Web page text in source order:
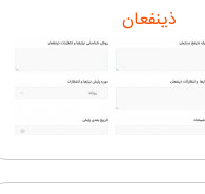
ذینفعان